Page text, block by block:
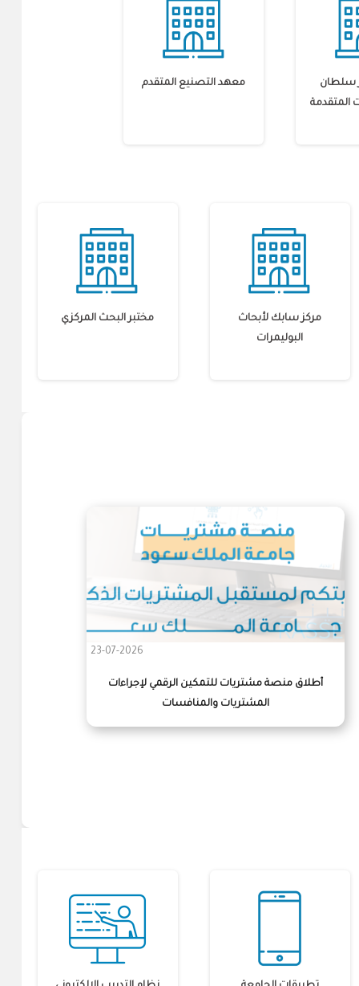
سلطان
المتقدمة
معهد التصنيع المتقدم
مركز سابك لأبحاث
البوليمرات
مختبر البحث المركزي
23-07-2026
أطلاق منصة مشتريات للتمكين الرقمي لإجراءات
المشتريات والمنافسات